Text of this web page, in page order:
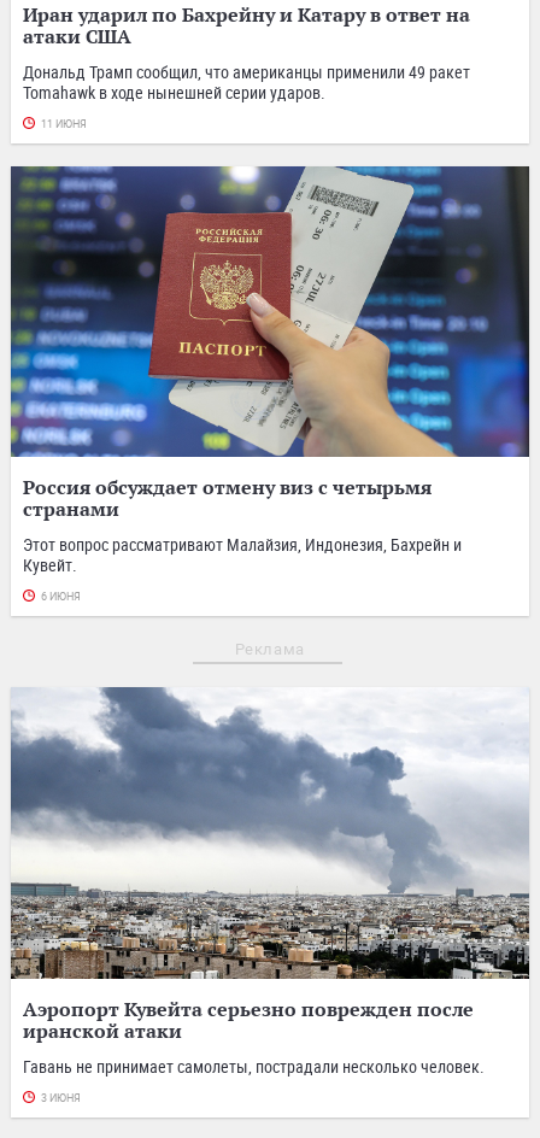
Иран ударил по Бахрейну и Катару в ответ на
атаки США
Дональд Трамп сообщил, что американцы применили 49 ракет
Tomahawk в ходе нынешней серии ударов.
11 ИЮНЯ
Россия обсуждает отмену виз с четырьмя
странами
Этот вопрос рассматривают Малайзия, Индонезия, Бахрейн и
Кувейт.
6 ИЮНЯ
Реклама
Аэропорт Кувейта серьезно поврежден после
иранской атаки
Гавань не принимает самолеты, пострадали несколько человек.
3 ИЮНЯ